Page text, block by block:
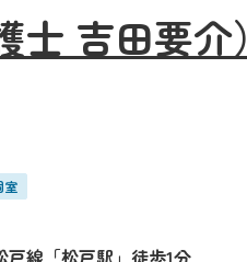
吉田要介）
室